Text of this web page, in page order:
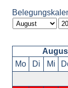
Mo
Di Mi